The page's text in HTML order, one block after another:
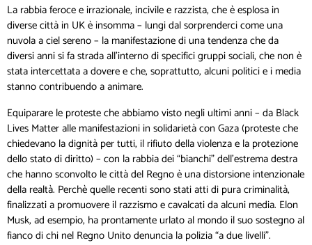
La rabbia feroce e irrazionale, incivile e razzista, che è esplosa in
diverse città in UK è insomma – lungi dal sorprenderci come una
nuvola a ciel sereno – la manifestazione di una tendenza che da
diversi anni si fa strada all’interno di specifici gruppi sociali, che non è
stata intercettata a dovere e che, soprattutto, alcuni politici e i media
stanno contribuendo a animare.
Equiparare le proteste che abbiamo visto negli ultimi anni – da Black
Lives Matter alle manifestazioni in solidarietà con Gaza (proteste che
chiedevano la dignità per tutti, il rifiuto della violenza e la protezione
dello stato di diritto) – con la rabbia dei “bianchi” dell’estrema destra
che hanno sconvolto le città del Regno è una distorsione intenzionale
della realtà. Perchè quelle recenti sono stati atti di pura criminalità,
finalizzati a promuovere il razzismo e cavalcati da alcuni media. Elon
Musk, ad esempio, ha prontamente urlato al mondo il suo sostegno al
fianco di chi nel Regno Unito denuncia la polizia “a due livelli”.